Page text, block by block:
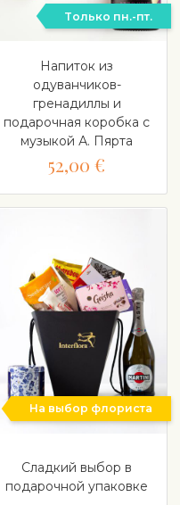
Tолько пн.-пт.
Напиток из
одуванчиков-
гренадиллы и
подарочная коробка с
музыкой А. Пярта
52,00 €
На выбор флориста
Сладкий выбор в
подарочной упаковке